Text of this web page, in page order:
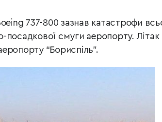
737-800 зазнав катастрофи
посадкової смуги аеропорту. Літак
“Бориспіль”.